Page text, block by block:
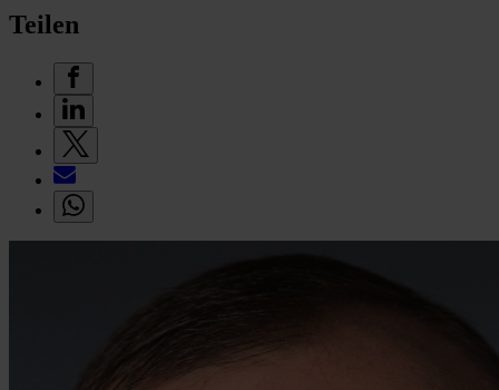
Teilen